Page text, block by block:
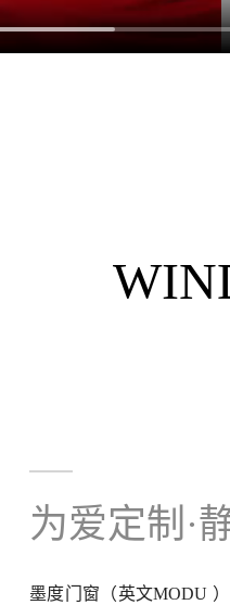
为爱定制·
墨度门窗（英文MODU